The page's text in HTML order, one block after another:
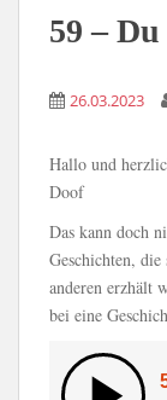
59 –
26.03.2023
Hallo und
Doof
Das kann doch
Geschichten,
anderen erzhält
bei eine